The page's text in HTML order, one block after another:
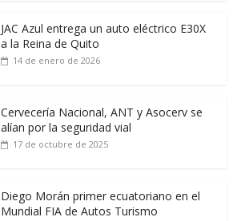
JAC Azul entrega un auto eléctrico E30X
a la Reina de Quito
14 de enero de 2026
Cervecería Nacional, ANT y Asocerv se
alían por la seguridad vial
17 de octubre de 2025
Diego Morán primer ecuatoriano en el
Mundial FIA de Autos Turismo